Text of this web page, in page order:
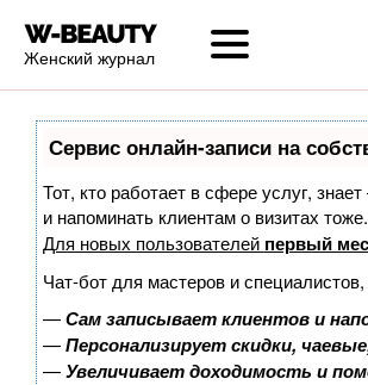
Женский журнал
Сервис онлайн-записи на
Тот, кто работает в сфере услуг,
и напоминать клиентам о визитах
Для новых пользователей первый
Чат-бот для мастеров и
—Сам записывает клиентов и
—Персонализирует скидки,
—Увеличивает доходимость и